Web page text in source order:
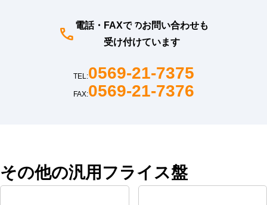
電話・FAXでのお問い合わせも
受け付けています
TEL:0569-21-7375
FAX:0569-21-7376
その他の汎用フライス盤